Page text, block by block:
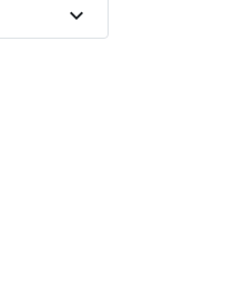
expand_more